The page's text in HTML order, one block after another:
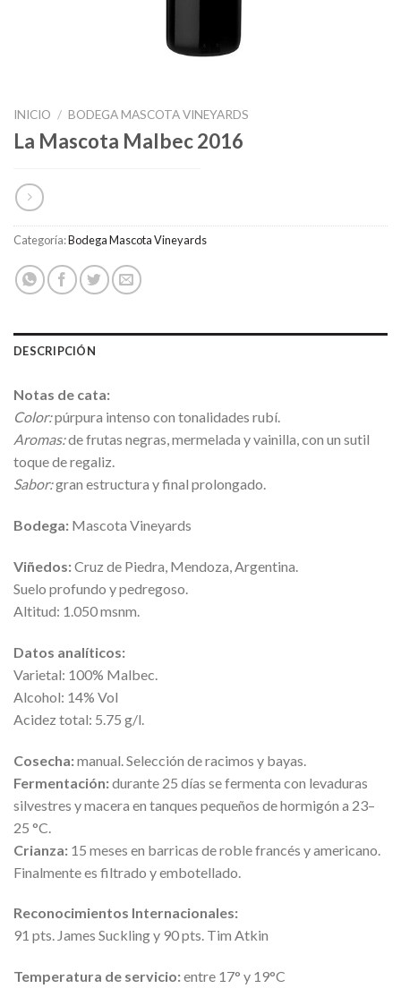
INICIO / BODEGA MASCOTA VINEYARDS
La Mascota Malbec 2016
Categoría:Bodega Mascota Vineyards
DESCRIPCIÓN
Notas de cata:
Color:púrpura intenso con tonalidades rubí.
Aromas:de frutas negras, mermelada y vainilla, con un sutil
toque de regaliz.
Sabor:gran estructura y final prolongado.
Bodega: Mascota Vineyards
Viñedos:Cruz de Piedra, Mendoza, Argentina.
Suelo profundo y pedregoso.
Altitud: 1.050 msnm.
Datos analíticos:
Varietal: 100% Malbec.
Alcohol: 14% Vol
Acidez total: 5.75 g/l.
Cosecha:manual. Selección de racimos y bayas.
Fermentación:durante 25 días se fermenta con levaduras
silvestres y macera en tanques pequeños de hormigón a 23–
25 °C.
Crianza: 15 meses en barricas de roble francés y americano.
Finalmente es filtrado y embotellado.
Reconocimientos Internacionales:
91 pts. James Suckling y 90 pts. Tim Atkin
Temperatura de servicio:entre 17° y 19°C